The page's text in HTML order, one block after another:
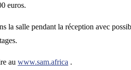
euros.
salle pendant la réception avec
au www.sam.africa .